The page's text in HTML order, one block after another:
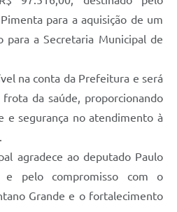
para a aquisição de um
para a Secretaria Municipal de
na conta da Prefeitura e será
da saúde, proporcionando
e segurança no atendimento à
agradece ao deputado Paulo
e pelo compromisso com o
Grande e o fortalecimento